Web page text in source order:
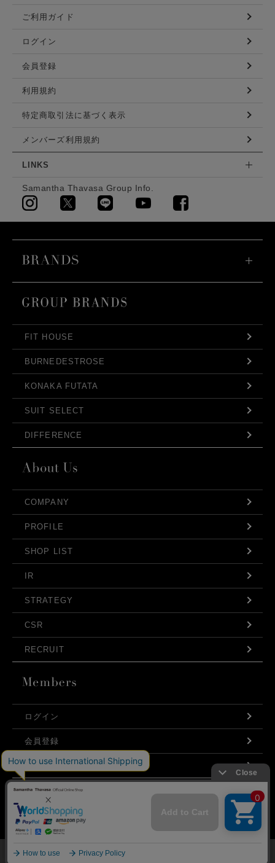
ご利用ガイド
ログイン
会員登録
利用規約
特定商取引法に基づく表示
メンバーズ利用規約
LINKS
Samantha Thavasa Group Info.
FIT HOUSE
BURNEDESTROSE
KONAKA FUTATA
SUIT SELECT
DIFFERENCE
COMPANY
PROFILE
SHOP LIST
IR
STRATEGY
CSR
RECRUIT
ログイン
会員登録
利用規約
お問い合わせ
プライバシーポリシー
©Samantha Thavasa Japan Limited
弊社はCookieを利用し、Webの利便性向上に努め
ております。「承諾する」をクリックしていただ
くと、お客様に最適な内容を提供することが可能
ご覧ください。
承諾する